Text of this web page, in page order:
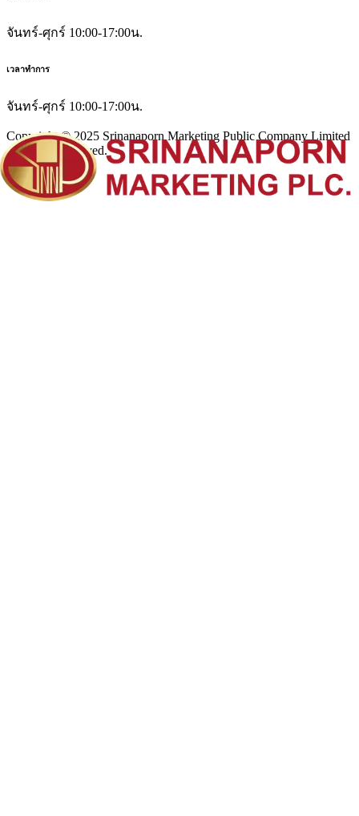
จันทร์-ศุกร์ 10:00-17:00น.
เวลาทำการ
จันทร์-ศุกร์ 10:00-17:00น.
Copyright © 2025 Srinanaporn Marketing Public Company Limited
All Right Reserved.